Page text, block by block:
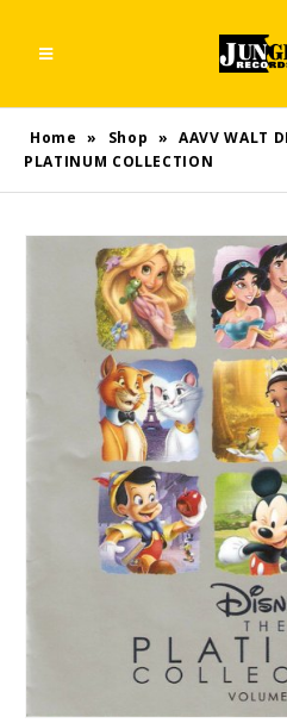
Home » Shop » AAVV WALT
PLATINUM COLLECTION